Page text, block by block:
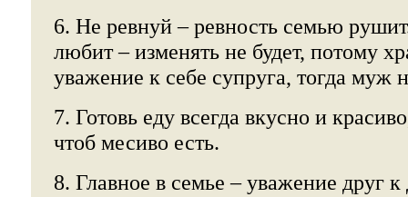
6. Не ревнуй – ревность семью
любит – изменять не будет, потому
уважение к себе супруга, тогда муж
7. Готовь еду всегда вкусно и
чтоб месиво есть.
8. Главное в семье – уважение друг к